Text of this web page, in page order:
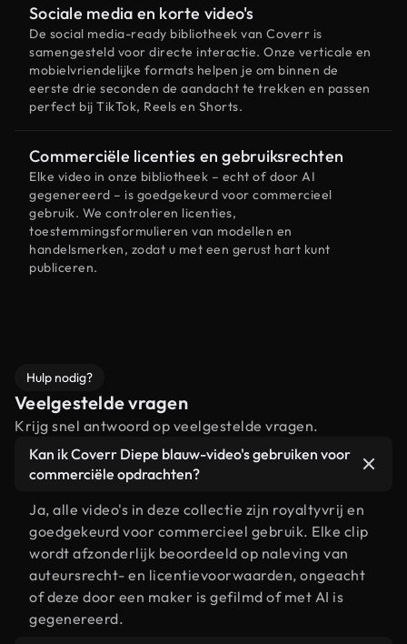
Sociale media en korte video's
De social media-ready bibliotheek van Coverr is
samengesteld voor directe interactie. Onze verticale en
mobielvriendelijke formats helpen je om binnen de
eerste drie seconden de aandacht te trekken en passen
perfect bij TikTok, Reels en Shorts.
Commerciële licenties en gebruiksrechten
Elke video in onze bibliotheek – echt of door AI
gegenereerd – is goedgekeurd voor commercieel
gebruik. We controleren licenties,
toestemmingsformulieren van modellen en
handelsmerken, zodat u met een gerust hart kunt
publiceren.
Hulp nodig?
Veelgestelde vragen
Krijg snel antwoord op veelgestelde vragen.
Kan ik Coverr Diepe blauw-video's gebruiken voor
commerciële opdrachten?
Ja, alle video's in deze collectie zijn royaltyvrij en
goedgekeurd voor commercieel gebruik. Elke clip
wordt afzonderlijk beoordeeld op naleving van
auteursrecht- en licentievoorwaarden, ongeacht
of deze door een maker is gefilmd of met AI is
gegenereerd.